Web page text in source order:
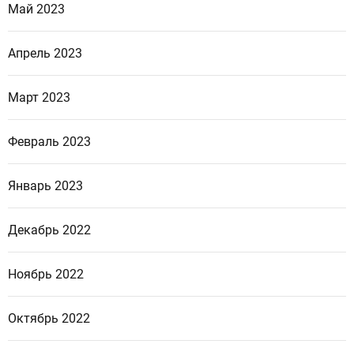
Май 2023
Апрель 2023
Март 2023
Февраль 2023
Январь 2023
Декабрь 2022
Ноябрь 2022
Октябрь 2022